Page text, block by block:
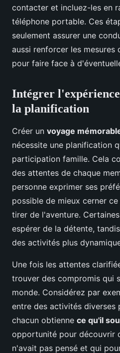
contacter et incluez-les en
téléphone portable. Ces
seulement assurer une
aussi renforcer les mesures
pour faire face à
Intégrer
la planification
Créer un voyage
nécessite une planification
participation famille. Cela
des attentes de chaque
personne exprimer ses
possible de mieux cerner
tirer de l'aventure.
espérer de la détente,
des activités plus
Une fois les attentes
trouver des compromis qui
monde. Considérez par
entre des activités diverses
chacun obtienne ce qu'il
opportunité pour découvrir
n'avait pas pensé et qui